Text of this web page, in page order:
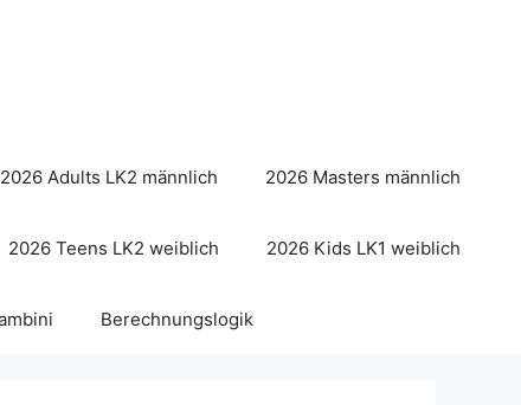
2026 Adults LK2 männlich 2026 Masters männlich
2026 Teens LK2 weiblich 2026 Kids LK1 weiblich
Berechnungslogik